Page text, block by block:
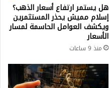
هل يستمر ارتفاع أسعار الذهب؟
إسلام مميش يحذر المستثمرين
ويكشف العوامل الحاسمة لمسار
الأسعار
منذ 9 ساعات